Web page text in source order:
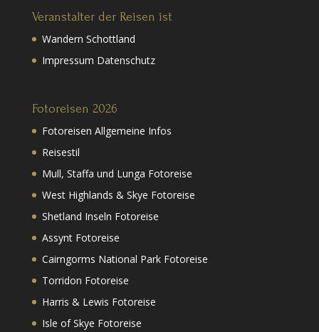
Veranstalter der Reisen ist
Wandern Schottland
Impressum Datenschutz
Fotoreisen 2026
Fotoreisen Allgemeine Infos
Reisestil
Mull, Staffa und Lunga Fotoreise
West Highlands & Skye Fotoreise
Shetland Inseln Fotoreise
Assynt Fotoreise
Cairngorms National Park Fotoreise
Torridon Fotoreise
Harris & Lewis Fotoreise
Isle of Skye Fotoreise